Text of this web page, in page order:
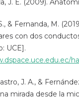
J. E. (2009).
& Fernanda, M.
con dos
UCE].
J. A., &
mirada desde la